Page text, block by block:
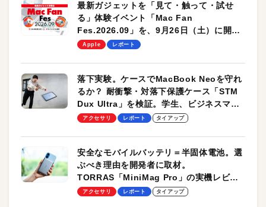
最新ガジェットを「見て・触って・試せ
る」体験イベント「Mac Fan
Fes.2026.09」を、9月26日（土）に開催
します！
Apple レポート
落下実験。ケースでMacBook Neoを守れ
るか？ 耐衝撃・対落下保護ケース「STM
Dux Ultra」を検証。学生、ビジネスマン
のモバイルユースに最適！
アクセサリ レポート タイアップ
安全なモバイルバッテリ＝半固体電池。選
ぶべき理由を開発者に取材。
TORRAS「MiniMag Pro」の実機レビュ
ーも
アクセサリ レポート タイアップ